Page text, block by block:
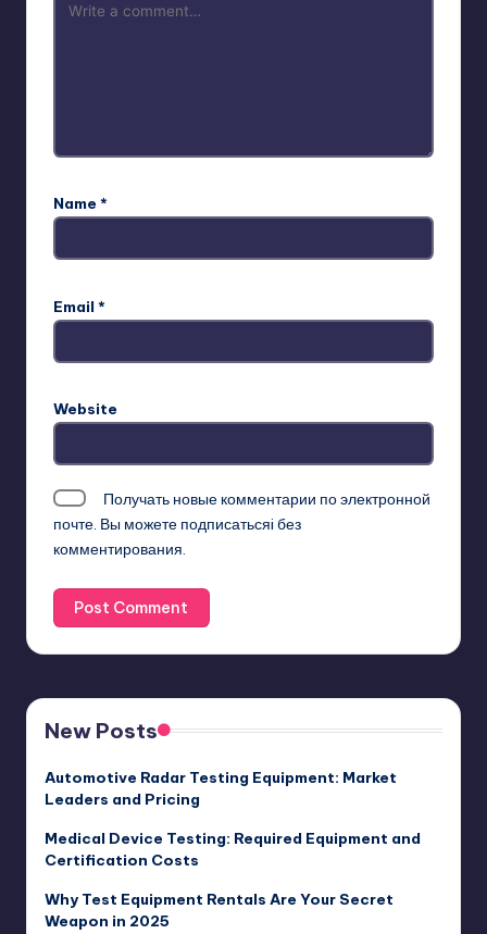
Name *
Email *
Website
Получать новые комментарии по электронной
почте. Вы можете подписатьсяi без
комментирования.
New Posts
Automotive Radar Testing Equipment: Market
Leaders and Pricing
Medical Device Testing: Required Equipment and
Certification Costs
Why Test Equipment Rentals Are Your Secret
Weapon in 2025